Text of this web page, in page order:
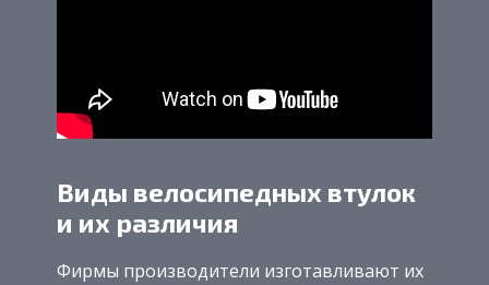
Виды велосипедных втулок
и их различия
Фирмы производители изготавливают их